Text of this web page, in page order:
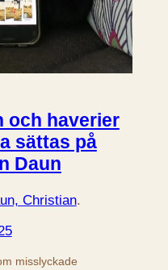
och haverier
sättas på
Daun
Christian.
misslyckade